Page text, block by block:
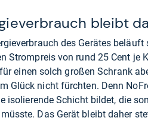
bleibt
des Gerätes
Strompreis von rund 25 Cent je
einen solch großen Schrank
Glück nicht fürchten. Denn
isolierende Schicht bildet, die
Das Gerät bleibt daher